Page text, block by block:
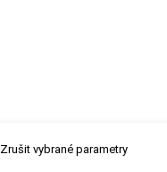
Zrušit vybrané parametry
Tip